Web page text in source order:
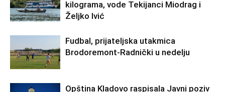
kilograma, vode Tekijanci Miodrag i
Željko Ivić
Fudbal, prijateljska utakmica
Brodoremont-Radnički u nedelju
Opština Kladovo raspisala Javni poziv